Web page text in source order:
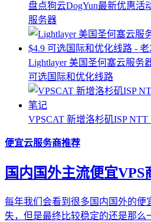
盘点狗云DogYun最新优惠活
服务器
Lightlayer 美国圣何塞云服务
可选国际和优化线路
VPSCAT 新增洛杉矶ISP NTT
便宜云服务商推荐
国内国外主流便宜VPS
每年我们会看到很多国内国外的便
失，但是最终比较稳定的还是那么